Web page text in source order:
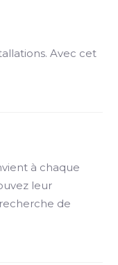
Avec cet
à chaque
leur
de